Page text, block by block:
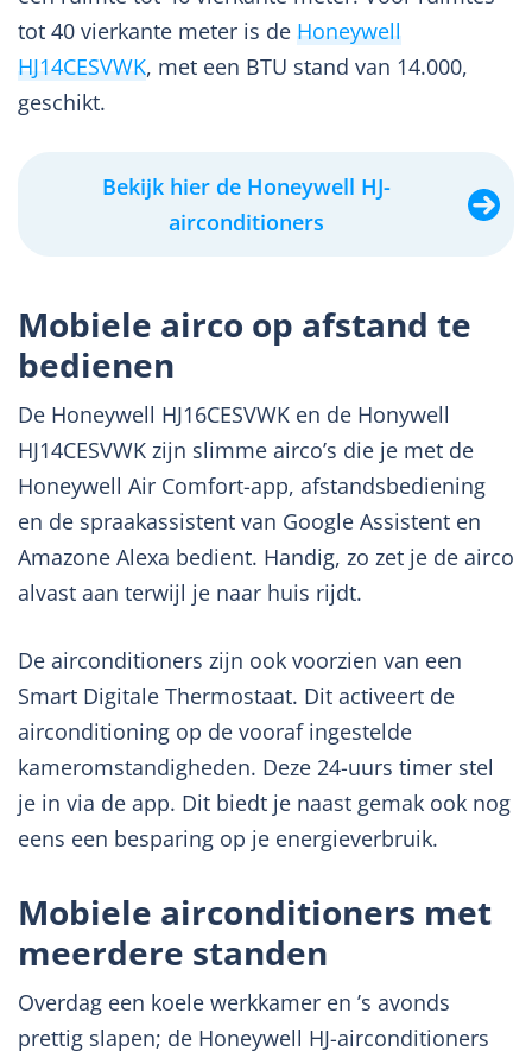
tot 40 vierkante meter is de Honeywell
HJ14CESVWK, met een BTU stand van 14.000,
geschikt.
Bekijk hier de Honeywell HJ-
airconditioners
Mobiele airco op afstand te
bedienen
De Honeywell HJ16CESVWK en de Honywell
HJ14CESVWK zijn slimme airco’s die je met de
Honeywell Air Comfort-app, afstandsbediening
en de spraakassistent van Google Assistent en
Amazone Alexa bedient. Handig, zo zet je de airco
alvast aan terwijl je naar huis rijdt.
De airconditioners zijn ook voorzien van een
Smart Digitale Thermostaat. Dit activeert de
airconditioning op de vooraf ingestelde
kameromstandigheden. Deze 24-uurs timer stel
je in via de app. Dit biedt je naast gemak ook nog
eens een besparing op je energieverbruik.
Mobiele airconditioners met
meerdere standen
Overdag een koele werkkamer en ’s avonds
prettig slapen; de Honeywell HJ-airconditioners